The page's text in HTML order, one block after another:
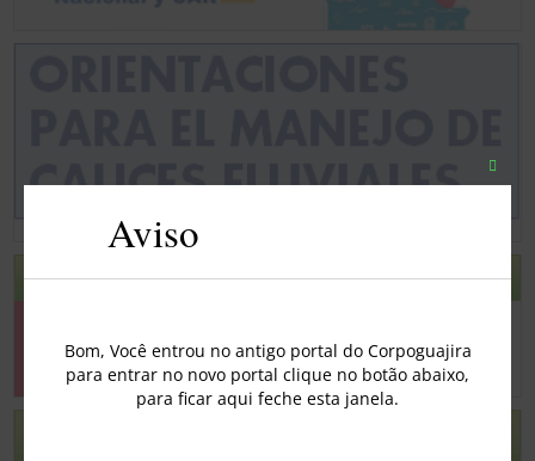
AVISO ANTECIPADO PARA DESMATAMENTO
Aviso
Bom, Você entrou no antigo portal do Corpoguajira
para entrar no novo portal clique no botão abaixo,
para ficar aqui feche esta janela.